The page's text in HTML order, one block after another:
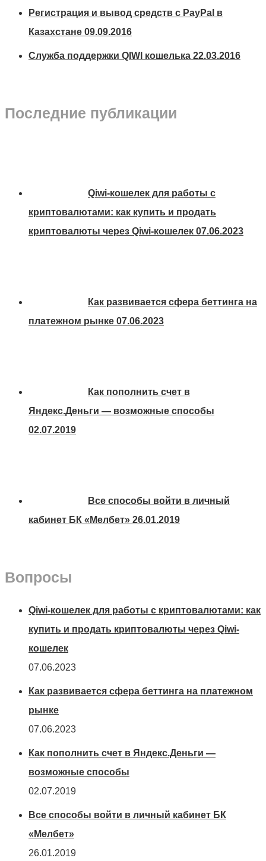
Регистрация и вывод средств с PayPal в
Казахстане 09.09.2016
Служба поддержки QIWI кошелька 22.03.2016
Последние публикации
Qiwi-кошелек для работы с
криптовалютами: как купить и продать
криптовалюты через Qiwi-кошелек 07.06.2023
Как развивается сфера беттинга на
платежном рынке 07.06.2023
Как пополнить счет в
Яндекс.Деньги — возможные способы
02.07.2019
Все способы войти в личный
кабинет БК «Мелбет» 26.01.2019
Вопросы
Qiwi-кошелек для работы с криптовалютами: как
купить и продать криптовалюты через Qiwi-
кошелек
07.06.2023
Как развивается сфера беттинга на платежном
рынке
07.06.2023
Как пополнить счет в Яндекс.Деньги —
возможные способы
02.07.2019
Все способы войти в личный кабинет БК
«Мелбет»
26.01.2019